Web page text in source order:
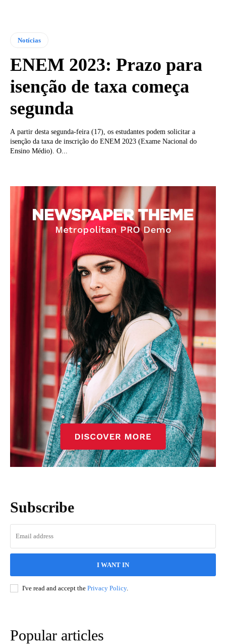
Notícias
ENEM 2023: Prazo para
isenção de taxa começa
segunda
A partir desta segunda-feira (17), os estudantes podem solicitar a
isenção da taxa de inscrição do ENEM 2023 (Exame Nacional do
Ensino Médio). O...
Subscribe
I WANT IN
I've read and accept the Privacy Policy.
Popular articles